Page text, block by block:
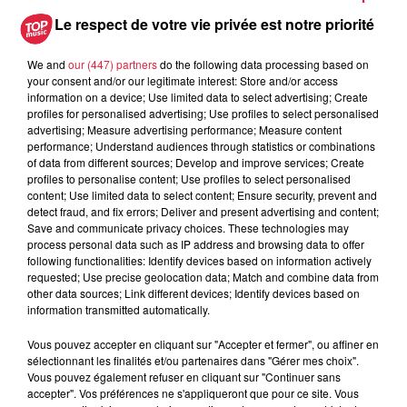
pape à Metz en septembre
5 août 2026
Europa-Park : des précisons sur
l’après Euro-Mir
Dans la même série
La Minute Sport du Haut-Rhin -
vendredi 21 mars
La minute sport en Alsace avec Top Music
Le respect de votre vie privée est notre priorité
We and our (447) partnersdo the following data processing based on
your consent and/or our legitimate interest: Store and/or access
information on a device; Use limited data to select advertising; Create
profiles for personalised advertising; Use profiles to select personalised
advertising; Measure advertising performance; Measure content
performance; Understand audiences through statistics or combinations
of data from different sources; Develop and improve services; Create
profiles to personalise content; Use profiles to select personalised
content; Use limited data to select content; Ensure security, prevent and
detect fraud, and fix errors; Deliver and present advertising and content;
Save and communicate privacy choices. These technologies may
process personal data such as IP address and browsing data to offer
following functionalities: Identify devices based on information actively
requested; Use precise geolocation data; Match and combine data from
other data sources; Link different devices; Identify devices based on
information transmitted automatically.
Vous pouvez accepter en cliquant sur "Accepter et fermer", ou affiner en
sélectionnant les finalités et/ou partenaires dans "Gérer mes choix".
Vous pouvez également refuser en cliquant sur "Continuer sans
accepter". Vos préférences ne s'appliqueront que pour ce site. Vous